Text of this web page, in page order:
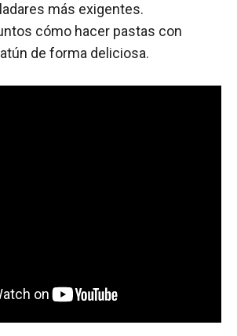
más exigentes.
cómo hacer pastas con
de forma deliciosa.